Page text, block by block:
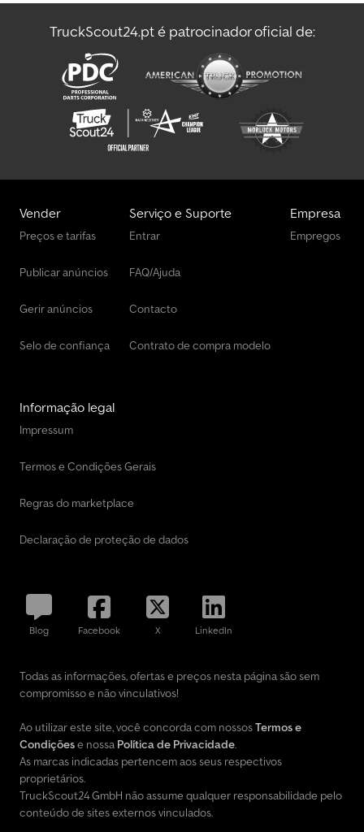
TruckScout24.pt é patrocinador oficial de:
Vender
Preços e tarifas
Publicar anúncios
Gerir anúncios
Selo de confiança
Serviço e Suporte
Entrar
FAQ/Ajuda
Contacto
Contrato de compra modelo
Empresa
Empregos
Informação legal
Impressum
Termos e Condições Gerais
Regras do marketplace
Declaração de proteção de dados
Blog Facebook X LinkedIn
Todas as informações, ofertas e preços nesta página são sem
compromisso e não vinculativos!
Ao utilizar este site, você concorda com nossosTermos e
Condiçõese nossa Política de Privacidade.
As marcas indicadas pertencem aos seus respectivos
proprietários.
TruckScout24 GmbH não assume qualquer responsabilidade pelo
conteúdo de sites externos vinculados.